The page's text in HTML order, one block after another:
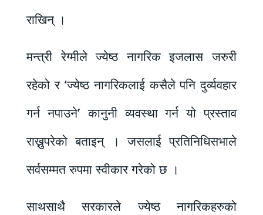
राखिन् ।
मन्त्री रेग्मीले ज्येष्ठ नागरिक इजलास जरुरी
रहेको र ‘ज्येष्ठ नागरिकलाई कसैले पनि दुर्व्यवहार
गर्न नपाउने’ कानुनी व्यवस्था गर्न यो प्रस्ताव
राख्नुपरेको बताइन् । जसलाई प्रतिनिधिसभाले
सर्वसम्मत रुपमा स्वीकार गरेको छ ।
साथसाथै सरकारले ज्येष्ठ नागरिकहरुको